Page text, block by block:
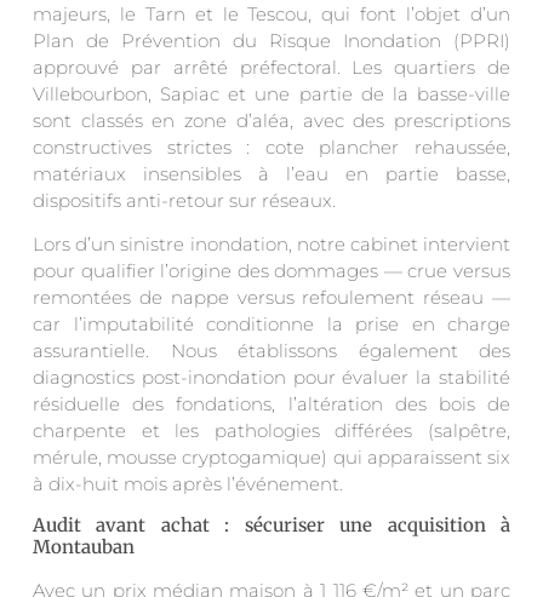
majeurs, le Tarn et le Tescou, qui font l’objet d’un
Plan de Prévention du Risque Inondation (PPRI)
approuvé par arrêté préfectoral. Les quartiers de
Villebourbon, Sapiac et une partie de la basse-ville
sont classés en zone d’aléa, avec des prescriptions
constructives strictes : cote plancher rehaussée,
matériaux insensibles à l’eau en partie basse,
dispositifs anti-retour sur réseaux.
Lors d’un sinistre inondation, notre cabinet intervient
pour qualifier l’origine des dommages — crue versus
remontées de nappe versus refoulement réseau —
car l’imputabilité conditionne la prise en charge
assurantielle. Nous établissons également des
diagnostics post-inondation pour évaluer la stabilité
résiduelle des fondations, l’altération des bois de
charpente et les pathologies différées (salpêtre,
mérule, mousse cryptogamique) qui apparaissent six
à dix-huit mois après l’événement.
Audit avant achat : sécuriser une acquisition à
Montauban
Avec un prix médian maison à 1 116 €/m² et un parc